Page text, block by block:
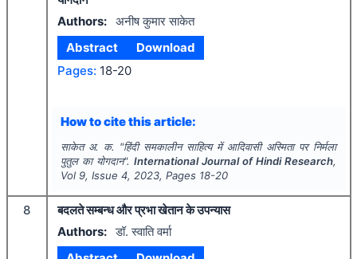
Authors: अनीष कुमार साकेत
Abstract
Download
Pages: 18-20
How to cite this article:
साकेत अ. क. "हिंदी समकालीन साहित्य में आदिवासी अस्मिता पर निर्मला
पुतुल का योगदान". International Journal of Hindi Research,
Vol 9, Issue 4, 2023, Pages 18-20
8
बदलते सम्बन्ध और प्रभा खेतान के उपन्यास
Authors: डॉ. स्वाति वर्मा